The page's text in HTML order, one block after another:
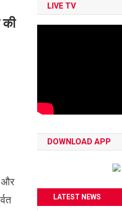
और
LIVE TV
DOWNLOAD APP
LATEST NEWS